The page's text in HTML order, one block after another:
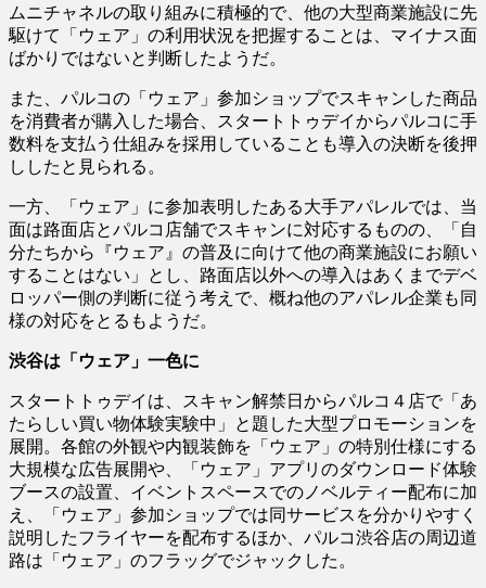
ムニチャネルの取り組みに積極的で、他の大型商業施設に先
駆けて「ウェア」の利用状況を把握することは、マイナス面
ばかりではないと判断したようだ。
また、パルコの「ウェア」参加ショップでスキャンした商品
を消費者が購入した場合、スタートトゥデイからパルコに手
数料を支払う仕組みを採用していることも導入の決断を後押
ししたと見られる。
一方、「ウェア」に参加表明したある大手アパレルでは、当
面は路面店とパルコ店舗でスキャンに対応するものの、「自
分たちから『ウェア』の普及に向けて他の商業施設にお願い
することはない」とし、路面店以外への導入はあくまでデベ
ロッパー側の判断に従う考えで、概ね他のアパレル企業も同
様の対応をとるもようだ。
渋谷は「ウェア」一色に
スタートトゥデイは、スキャン解禁日からパルコ４店で「あ
たらしい買い物体験実験中」と題した大型プロモーションを
展開。各館の外観や内観装飾を「ウェア」の特別仕様にする
大規模な広告展開や、「ウェア」アプリのダウンロード体験
ブースの設置、イベントスペースでのノベルティー配布に加
え、「ウェア」参加ショップでは同サービスを分かりやすく
説明したフライヤーを配布するほか、パルコ渋谷店の周辺道
路は「ウェア」のフラッグでジャックした。